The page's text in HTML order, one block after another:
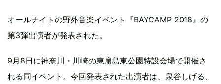
オールナイトの野外音楽イベント『BAYCAMP 2018』の
第3弾出演者が発表された。
9月8日に神奈川・川崎の東扇島東公園特設会場で開催さ
れる同イベント。今回発表された出演者は、泉谷しげる、